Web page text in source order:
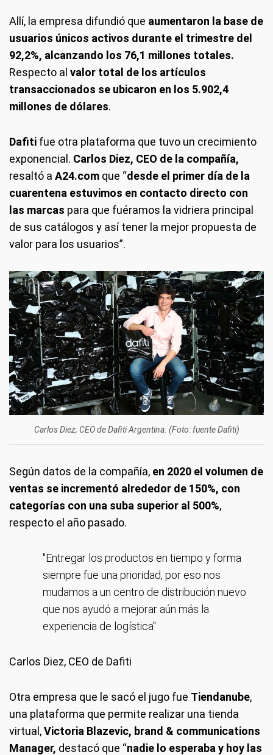
Allí, la empresa difundió que aumentaron la base de
usuarios únicos activos durante el trimestre del
92,2%, alcanzando los 76,1 millones totales.
Respecto al valor total de los artículos
transaccionados se ubicaron en los 5.902,4
millones de dólares.
Dafiti fue otra plataforma que tuvo un crecimiento
exponencial. Carlos Diez, CEO de la compañía,
resaltó a A24.com que “desde el primer día de la
cuarentena estuvimos en contacto directo con
las marcas para que fuéramos la vidriera principal
de sus catálogos y así tener la mejor propuesta de
valor para los usuarios”.
Carlos Diez, CEO de Dafiti Argentina. (Foto: fuente Dafiti)
Según datos de la compañía, en 2020 el volumen de
ventas se incrementó alrededor de 150%, con
categorías con una suba superior al 500%,
respecto el año pasado.
"Entregar los productos en tiempo y forma
siempre fue una prioridad, por eso nos
mudamos a un centro de distribución nuevo
que nos ayudó a mejorar aún más la
experiencia de logística"
Carlos Diez, CEO de Dafiti
Otra empresa que le sacó el jugo fue Tiendanube,
una plataforma que permite realizar una tienda
virtual,Victoria Blazevic, brand & communications
Manager, destacó que “nadie lo esperaba y hoy las